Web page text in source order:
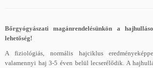
Bőrgyógyászati magánrendelésünkön a
lehetőség!
A fiziológiás, normális hajciklus
valamennyi haj 3-5 éven belül lecserélődik. A